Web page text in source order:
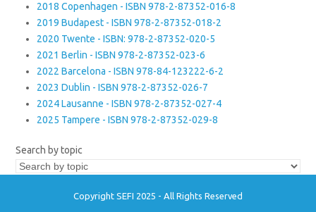
2018 Copenhagen - ISBN 978-2-87352-016-8
2019 Budapest - ISBN 978-2-87352-018-2
2020 Twente - ISBN: 978-2-87352-020-5
2021 Berlin - ISBN 978-2-87352-023-6
2022 Barcelona - ISBN 978-84-123222-6-2
2023 Dublin - ISBN 978-2-87352-026-7
2024 Lausanne - ISBN 978-2-87352-027-4
2025 Tampere - ISBN 978-2-87352-029-8
Search by topic
Copyright SEFI 2025 - All Rights Reserved